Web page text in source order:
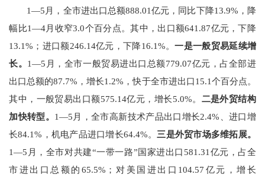
1—5 月，全市进出口总额888.01亿元，同比下降13.9% ，降
幅比1—4月收窄3.0个百分点。其中，出口额641.87亿元，下降
13.1% ；进口额246.14亿元，下降16.1%。一是一般贸易延续增
长。 1—5 月，全市一般贸易进出口总额779.07亿元，占全部进
出口总额的87.7% ，增长1.2% ，快于全市进出口15.1个百分点。
其中，一般贸易出口额575.14亿元，增长5.0%。 二是外贸结构
加快转型。 1—5 月，全市高新技术产品出口增长2.4% 、进口增
长84.1% ，机电产品进口增长64.4%。 三是外贸市场多维拓展。
1—5 月，全市对共建“一带一路”国家进出口 581.31 亿元，占全
市进出口总额的 65.5% ；对美国进出口 104.57 亿元，增长